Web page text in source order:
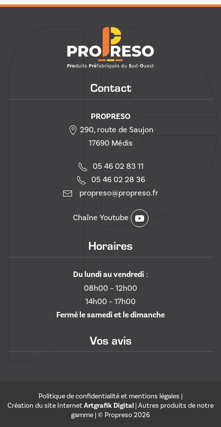
Contact
PROPRESO
290, route de Saujon
17690 Médis
05 46 02 83 11
05 46 02 28 36
propreso@propreso.fr
Chaîne Youtube
Horaires
Du lundi au vendredi :
08h00 – 12h00
14h00 – 17h00
Fermé le samedi et le dimanche
Vos avis
Politique de confidentialité et mentions légales |
Création du site InternetArtgrafik Digital |Autres produits de notre
gamme | © Propreso2026